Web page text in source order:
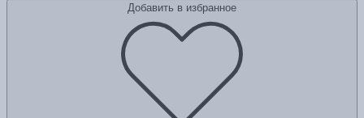
Добавить в избранное